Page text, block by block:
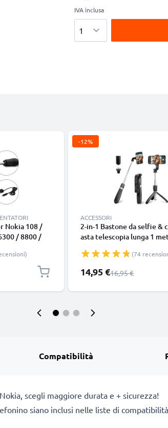
IVA inclusa
Nokia 108 /
/ 8800 /
in macchina a
-12%
ACCESSORI
2-in-1 Bastone da selfie &
asta telescopia lunga 1
con telecomando
cellulari smartphone e
Compatibile con iPhone
(74
Prezzo speciale
14,95 €Prezzo normale
16,95 €
Compatibilità
scegli maggiore durata e + sicurezza!
siano inclusi nelle liste di